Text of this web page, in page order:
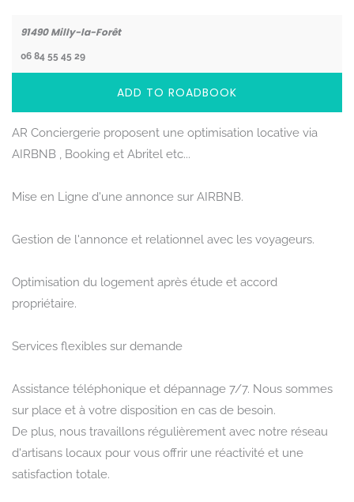
91490 Milly-la-Forêt
06 84 55 45 29
ADD TO ROADBOOK
AR Conciergerie proposent une optimisation locative via
AIRBNB , Booking et Abritel etc...
Mise en Ligne d'une annonce sur AIRBNB.
Gestion de l'annonce et relationnel avec les voyageurs.
Optimisation du logement après étude et accord
propriétaire.
Services flexibles sur demande
Assistance téléphonique et dépannage 7/7. Nous sommes
sur place et à votre disposition en cas de besoin.
De plus, nous travaillons régulièrement avec notre réseau
d'artisans locaux pour vous offrir une réactivité et une
satisfaction totale.